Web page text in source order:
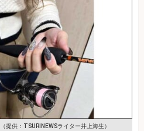
（提供：TSURINEWSライター井上海生）